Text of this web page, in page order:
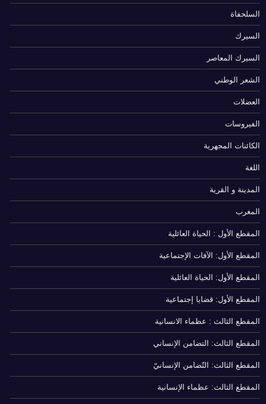
السلحفاة
السيرك
السيرك المعاصر
الشعر الوطني
العضلات
الفيروسات
الكائنات المجهرية
اللغة
المدينة و القرية
المغرب
المقطع الأول : الحياة العائلية
المقطع الأول: الآفات الإجتماعية
المقطع الأول: الحياة العائلية
المقطع الأول: قضايا إجتماعية
المقطع الثالث : عظماء الانسانية
المقطع الثالث: التضامن الإنساني
المقطع الثالث: التّضامن الإنسانيّ
المقطع الثالث: عظماء الإنسانية